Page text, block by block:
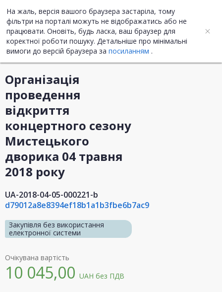
На жаль, версія вашого браузера застаріла, тому
фільтри на порталі можуть не відображатись або не
працювати. Оновіть, будь ласка, ваш браузер для
коректної роботи пошуку. Детальніше про мінімальні
вимоги до версій браузера за посиланням .
UA EN
Інформація про закупівлю
Організація
проведення
відкриття
концертного сезону
Мистецького
дворика 04 травня
2018 року
UA-2018-04-05-000221-b
d79012a8e8394ef18b1a1b3fbe6b7ac9
Закупівля без використання
електронної системи
Очікувана вартість
10 045,00 UAH без ПДВ